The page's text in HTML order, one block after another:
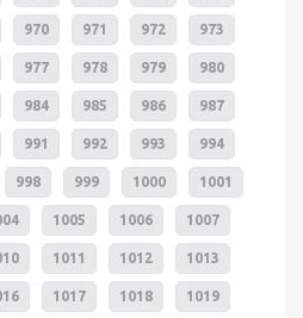
970 971 972 973
977 978 979 980
984 985 986 987
991 992 993 994
998 999 1000 1001
1005 1006 1007
1011 1012 1013
1017 1018 1019